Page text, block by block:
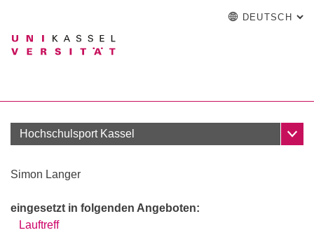
Springe direkt zu: Inhalt
Springe direkt zu: Suche
Springe direkt zu:
Suchbegriff
Suchen (öffnet externen Link in
DEUTSCH :
Italiano
Hochschulsport Kassel
Mitglied werden
Simon Langer
eingesetzt in folgenden Angeboten:
Lauftreff